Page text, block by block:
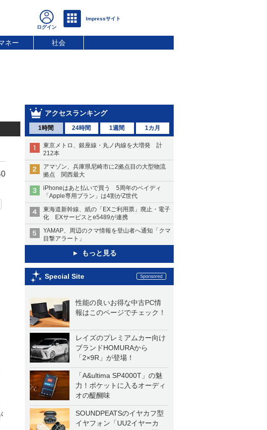
ネー 社会
アクセスランキング
1時間 24時間 1週間 1カ月
東京メトロ、銀座線・丸ノ内線を大増発 計
212本
アマゾン、兵庫県尼崎市に2拠点目の大型物流
拠点 関西最大
iPhoneはあと払いで買う 5周年のペイディ
「Apple専用プラン」は4割がZ世代
東海道新幹線、紙の「EXご利用票」廃止・電子
化 EXサービスとe5489が連携
YAMAP、周辺のクマ情報を登山者へ通知「クマ
目撃アラート」
もっと見る
Special Site
性能の良いお得な中古PC情
報はこのページでチェック！
レイズのプレミアムカー向け
ブランドHOMURAから
「2×9R」が登場！
「A&ultima SP4000T」の魅
力！ポケットに入るオーディ
オの醍醐味
SOUNDPEATSのイヤカフ型
イヤフォン「UU2イヤーカ